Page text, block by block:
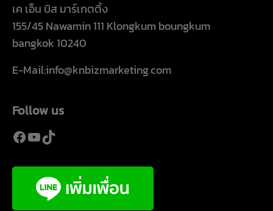
เค เอ็น บิส มาร์เกตติ้ง
155/45 Nawamin 111 Klongkum boungkum
bangkok 10240
E-Mail:info@knbizmarketing.com
Follow us
Facebook
YouTube
TikTok